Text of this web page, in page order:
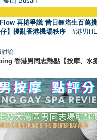
再捲爭議 昔日鍾培生百萬
】擾亂香港機場秩序 #港男
討論
香港男同志熱點【按摩、水